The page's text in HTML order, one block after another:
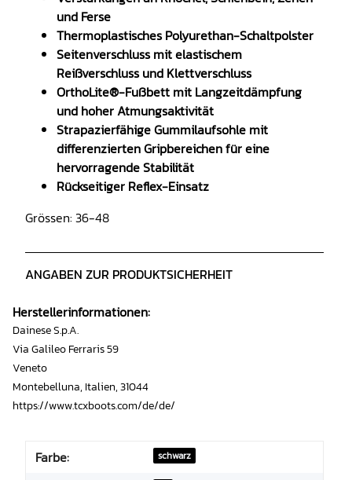
und Ferse
Thermoplastisches Polyurethan-Schaltpolster
Seitenverschluss mit elastischem
Reißverschluss und Klettverschluss
OrthoLite®-Fußbett mit Langzeitdämpfung
und hoher Atmungsaktivität
Strapazierfähige Gummilaufsohle mit
differenzierten Gripbereichen für eine
hervorragende Stabilität
Rückseitiger Reflex-Einsatz
Grössen: 36-48
ANGABEN ZUR PRODUKTSICHERHEIT
Herstellerinformationen:
Dainese S.p.A.
Via Galileo Ferraris 59
Veneto
Montebelluna, Italien, 31044
https://www.tcxboots.com/de/de/
Farbe: schwarz